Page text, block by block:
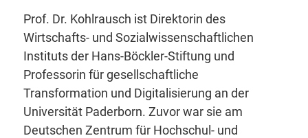
Prof. Dr. Kohlrausch ist Direktorin des
Wirtschafts- und Sozialwissenschaftlichen
Instituts der Hans-Böckler-Stiftung und
Professorin für gesellschaftliche
Transformation und Digitalisierung an der
Universität Paderborn. Zuvor war sie am
Deutschen Zentrum für Hochschul- und